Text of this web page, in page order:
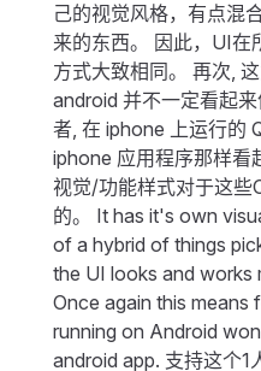
己的视觉风格，有点混
来的东西。 因此，UI在
方式大致相同。 再次,
android 并不一定看起
者, 在 iphone 上运行的
iphone 应用程序那样看
视觉/功能样式对于这些
的。 It has it's own
of a hybrid of things
the UI looks and works
Once again this means
running on Android
android app. 支持这个1